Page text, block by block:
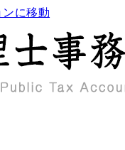
に移動